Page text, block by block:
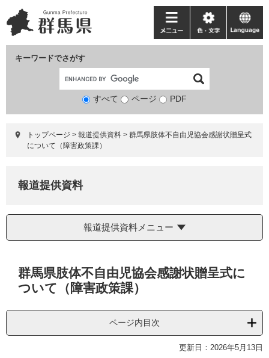
ー
ジ
ニ
ュ
て
キーワードでさがす
検
象
すべて ページ PDF
メ
ニ
ー
色・
文
language
トップページ > 報道提供資料 > 群馬県肢体不自由児協会感謝状贈呈式
について（障害政策課）
報道提供資料
報道提供資料メニュー
群馬県肢体不自由児協会感謝状贈呈式に
ついて（障害政策課）
ページ内目次
更新日：2026年5月13日